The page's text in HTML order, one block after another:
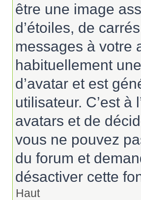
être une image
d’étoiles, de
messages à votre
habituellement
d’avatar et est
utilisateur. C’est à
avatars et de
vous ne pouvez
du forum et
désactiver cette
Haut